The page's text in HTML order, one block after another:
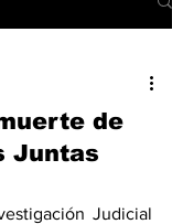
de
Juntas
Judicial